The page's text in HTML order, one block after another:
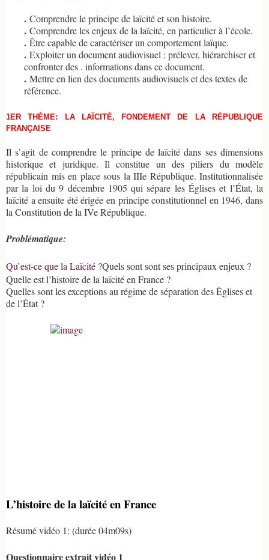
. Comprendre le principe de laïcité et son histoire.
. Comprendre les enjeux de la laïcité, en particulier à l’école.
. Être capable de caractériser un comportement laïque.
. Exploiter un document audiovisuel : prélever, hiérarchiser et
confronter des . informations dans ce document.
. Mettre en lien des documents audiovisuels et des textes de
référence.
1ER THÈME: LA LAÏCITÉ, FONDEMENT DE LA RÉPUBLIQUE
FRANÇAISE
Il s’agit de comprendre le principe de laïcité dans ses dimensions
historique et juridique. Il constitue un des piliers du modèle
républicain mis en place sous la IIIe République. Institutionnalisée
par la loi du 9 décembre 1905 qui sépare les Églises et l’État, la
laïcité a ensuite été érigée en principe constitutionnel en 1946, dans
la Constitution de la IVe République.
Problématique:
Qu’est-ce que la Laïcité ?Quels sont sont ses principaux enjeux ?
Quelle est l’histoire de la laïcité en France ?
Quelles sont les exceptions au régime de séparation des Églises et
de l’État ?
L’histoire de la laïcité en France
Résumé vidéo 1: (durée 04m09s)
Questionnaire extrait vidéo 1